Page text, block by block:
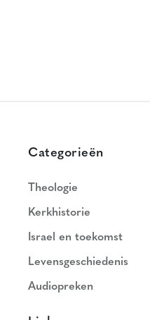
Categorieën
Theologie
Kerkhistorie
Israel en toekomst
Levensgeschiedenis
Audiopreken